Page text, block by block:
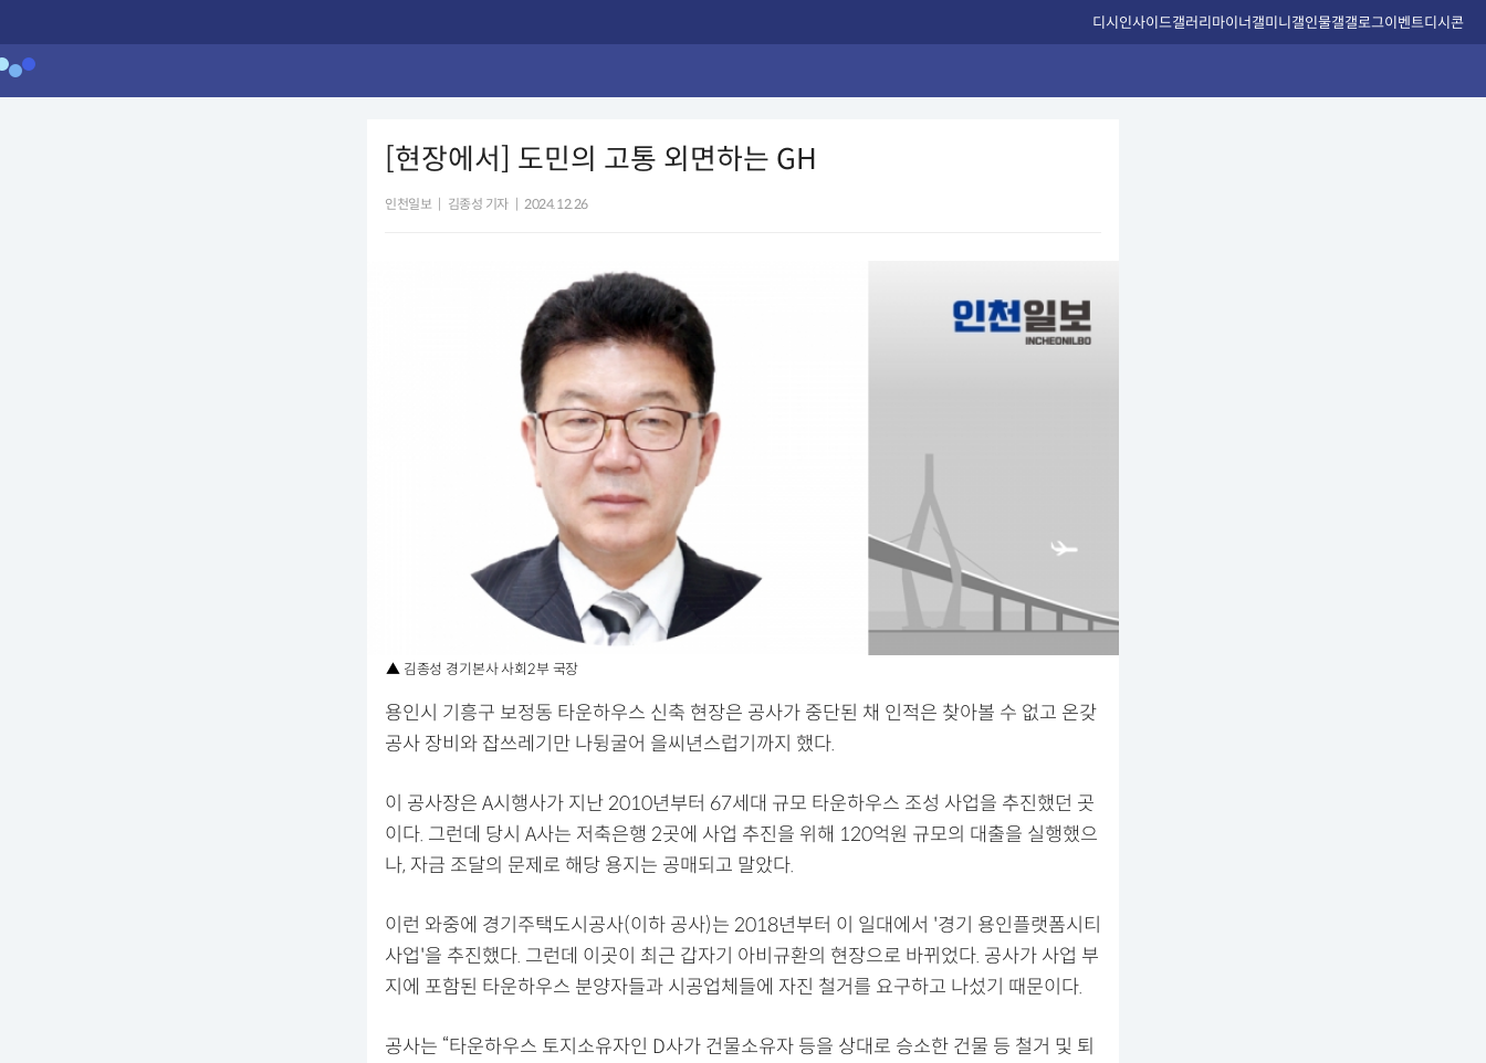
디시인사이드갤러리마이너갤미니갤인물갤갤로그이벤트디시콘
[현장에서] 도민의 고통 외면하는 GH
인천일보 김종성 기자 2024.12.26
▲ 김종성 경기본사 사회2부 국장
용인시 기흥구 보정동 타운하우스 신축 현장은 공사가 중단된 채 인적은 찾아볼 수 없고 온갖
공사 장비와 잡쓰레기만 나뒹굴어 을씨년스럽기까지 했다.
이 공사장은 A시행사가 지난 2010년부터 67세대 규모 타운하우스 조성 사업을 추진했던 곳
이다. 그런데 당시 A사는 저축은행 2곳에 사업 추진을 위해 120억원 규모의 대출을 실행했으
나, 자금 조달의 문제로 해당 용지는 공매되고 말았다.
이런 와중에 경기주택도시공사(이하 공사)는 2018년부터 이 일대에서 '경기 용인플랫폼시티
사업'을 추진했다. 그런데 이곳이 최근 갑자기 아비규환의 현장으로 바뀌었다. 공사가 사업 부
지에 포함된 타운하우스 분양자들과 시공업체들에 자진 철거를 요구하고 나섰기 때문이다.
공사는 “타운하우스 토지소유자인 D사가 건물소유자 등을 상대로 승소한 건물 등 철거 및 퇴